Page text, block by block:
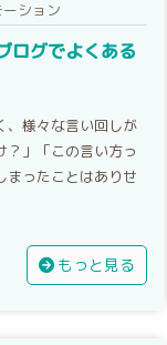
ション
ログでよくある
、様々な言い回しが
？」「この言い方っ
まったことはありせ
もっと見る